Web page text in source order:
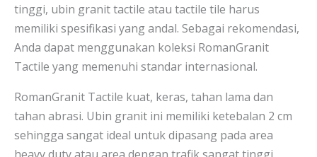
tinggi, ubin granit tactile atau tactile tile harus
memiliki spesifikasi yang andal. Sebagai rekomendasi,
Anda dapat menggunakan koleksi RomanGranit
Tactile yang memenuhi standar internasional.
RomanGranit Tactile kuat, keras, tahan lama dan
tahan abrasi. Ubin granit ini memiliki ketebalan 2 cm
sehingga sangat ideal untuk dipasang pada area